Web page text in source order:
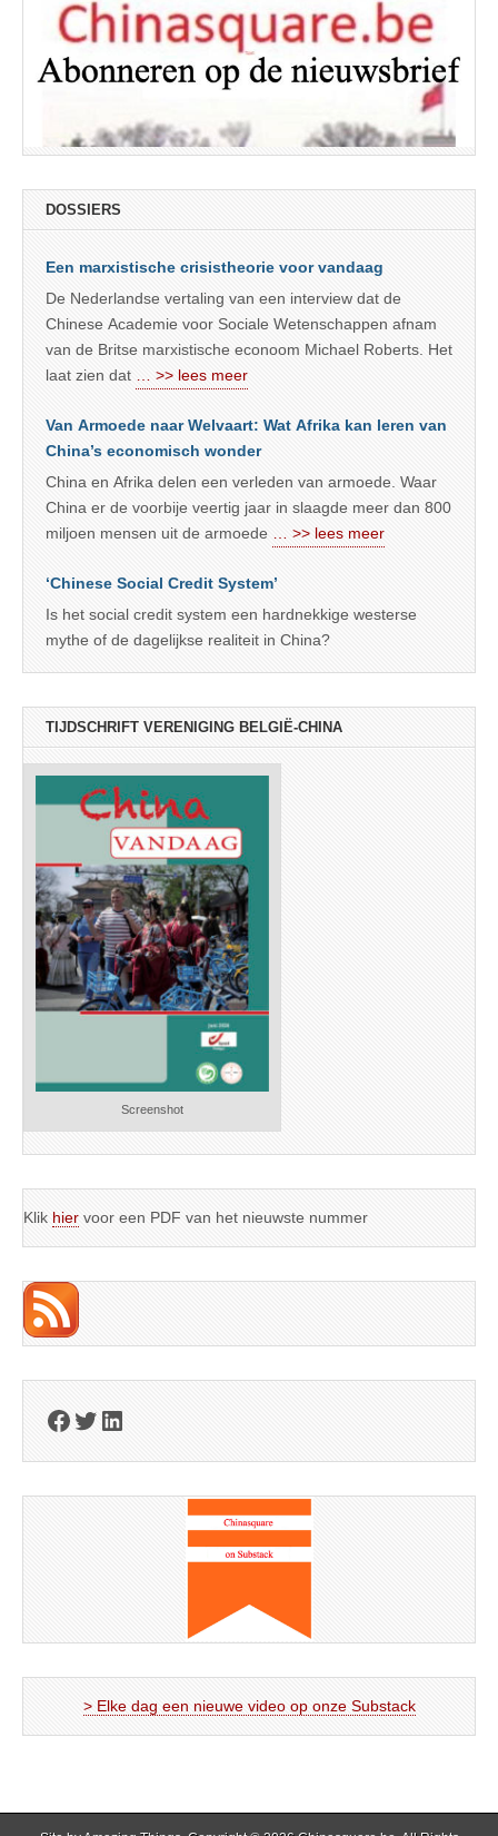
DOSSIERS
Een marxistische crisistheorie voor vandaag
De Nederlandse vertaling van een interview dat de
Chinese Academie voor Sociale Wetenschappen afnam
van de Britse marxistische econoom Michael Roberts. Het
laat zien dat … >> lees meer
Van Armoede naar Welvaart: Wat Afrika kan leren van
China’s economisch wonder
China en Afrika delen een verleden van armoede. Waar
China er de voorbije veertig jaar in slaagde meer dan 800
miljoen mensen uit de armoede … >> lees meer
‘Chinese Social Credit System’
Is het social credit system een hardnekkige westerse
mythe of de dagelijkse realiteit in China?
TIJDSCHRIFT VERENIGING BELGIË-CHINA
Screenshot
Klik hier voor een PDF van het nieuwste nummer
Facebook
Twitter
LinkedIn
> Elke dag een nieuwe video op onze Substack